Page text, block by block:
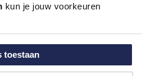
kun je jouw voorkeuren
toestaan
je garderobe. De regular fit
terwijl het effen
is deze trui zacht,
seizoen.